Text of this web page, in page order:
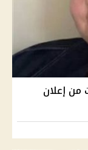
من إعلان